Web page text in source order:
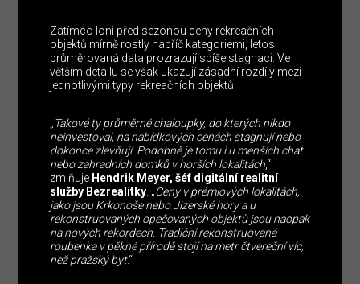
Zatímco loni před sezonou ceny rekreačních
objektů mírně rostly napříč kategoriemi, letos
průměrovaná data prozrazují spíše stagnaci. Ve
větším detailu se však ukazují zásadní rozdíly mezi
jednotlivými typy rekreačních objektů.
„Takové ty průměrné chaloupky, do kterých nikdo
neinvestoval, na nabídkových cenách stagnují nebo
dokonce zlevňují. Podobně je tomu i u menších chat
nebo zahradních domků v horších lokalitách,“
zmiňuje Hendrik Meyer, šéf digitální realitní
služby Bezrealitky . „Ceny v prémiových lokalitách,
jako jsou Krkonoše nebo Jizerské hory a u
rekonstruovaných opečovaných objektů jsou naopak
na nových rekordech. Tradiční rekonstruovaná
roubenka v pěkné přírodě stojí na metr čtvereční víc,
než pražský byt.“